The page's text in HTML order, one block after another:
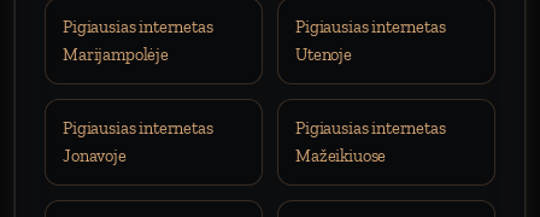
Pigiausias internetas
Marijampolėje
Pigiausias internetas
Utenoje
Pigiausias internetas
Jonavoje
Pigiausias internetas
Mažeikiuose